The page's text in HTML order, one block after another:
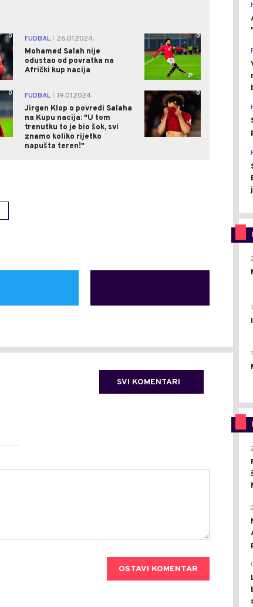
0 FUDBAL
26.01.2024.
Mohamed Salah nije
odustao od povratka na
Afrički kup nacija
0
0 FUDBAL
19.01.2024.
Jirgen Klop o povredi Salaha
na Kupu nacija: "U tom
trenutku to je bio šok, svi
znamo koliko rijetko
napušta teren!"
0
SVI KOMENTARI
OSTAVI KOMENTAR